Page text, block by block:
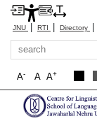
JNU | RTI | Directory |
Search
A+
A
A-